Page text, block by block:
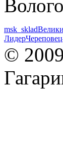
msk_sklad
Лидер
©